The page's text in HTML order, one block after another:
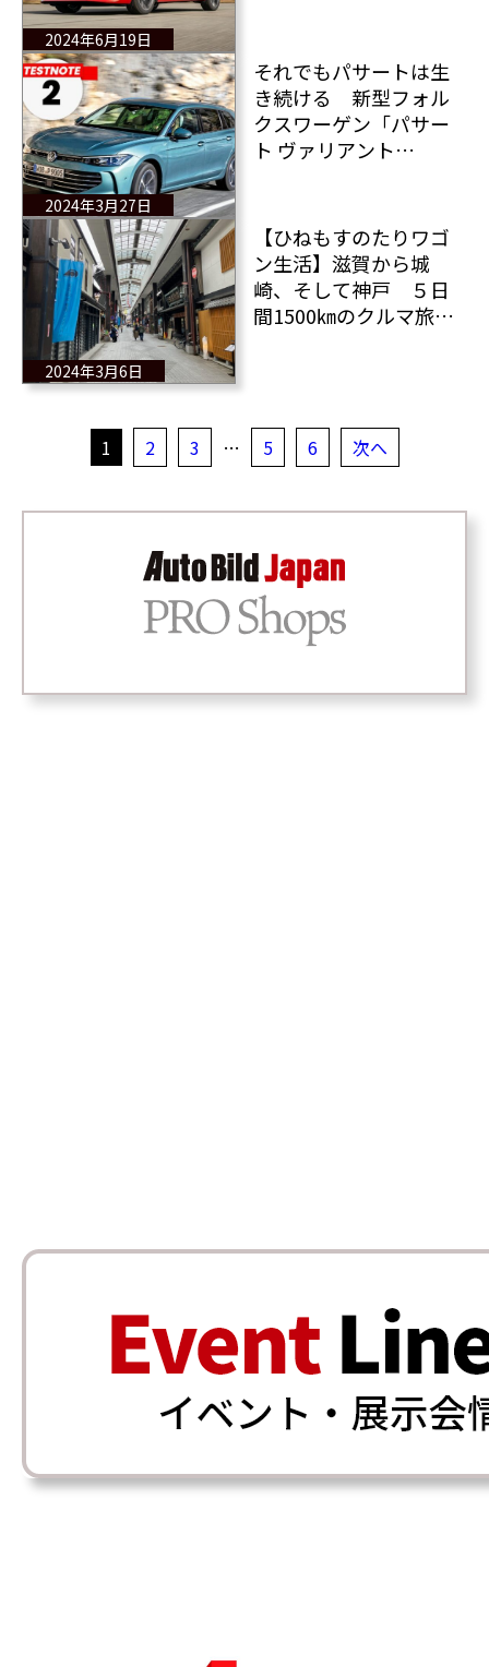
2024年6月19日
2024年3月27日
それでもパサートは生
き続ける 新型フォル
クスワーゲン「パサー
ト ヴァリアント
2024年3月6日
【ひねもすのたりワゴ
ン生活】滋賀から城
崎、そして神戸 ５日
間1500㎞のクルマ旅
1 2 3 … 5 6 次へ